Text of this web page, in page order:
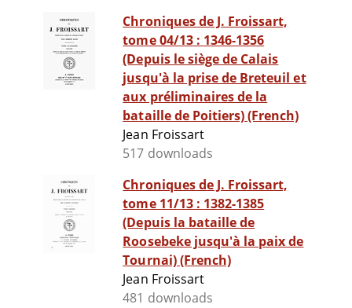
Chroniques de J. Froissart,
tome 04/13 : 1346-1356
(Depuis le siège de Calais
jusqu'à la prise de Breteuil et
aux préliminaires de la
bataille de Poitiers) (French)
Jean Froissart
517 downloads
Chroniques de J. Froissart,
tome 11/13 : 1382-1385
(Depuis la bataille de
Roosebeke jusqu'à la paix de
Tournai) (French)
Jean Froissart
481 downloads